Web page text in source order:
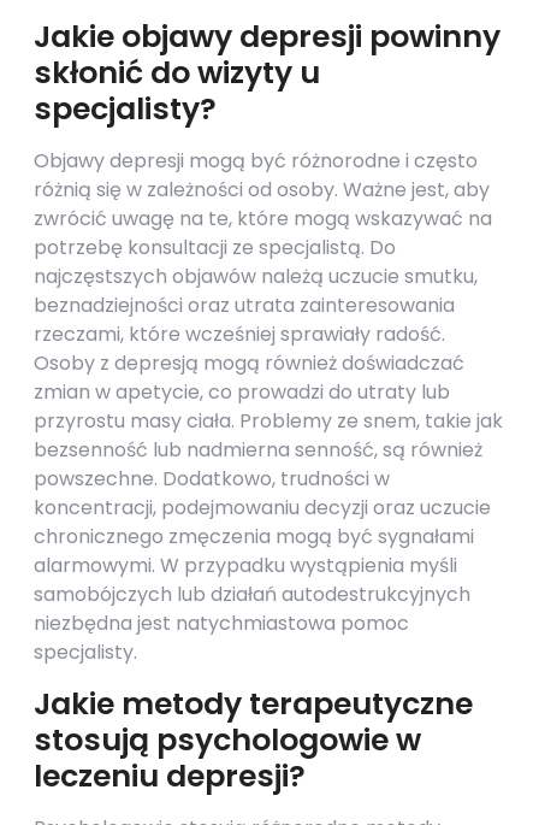
Jakie objawy depresji powinny
skłonić do wizyty u
specjalisty?
Objawy depresji mogą być różnorodne i często
różnią się w zależności od osoby. Ważne jest, aby
zwrócić uwagę na te, które mogą wskazywać na
potrzebę konsultacji ze specjalistą. Do
najczęstszych objawów należą uczucie smutku,
beznadziejności oraz utrata zainteresowania
rzeczami, które wcześniej sprawiały radość.
Osoby z depresją mogą również doświadczać
zmian w apetycie, co prowadzi do utraty lub
przyrostu masy ciała. Problemy ze snem, takie jak
bezsenność lub nadmierna senność, są również
powszechne. Dodatkowo, trudności w
koncentracji, podejmowaniu decyzji oraz uczucie
chronicznego zmęczenia mogą być sygnałami
alarmowymi. W przypadku wystąpienia myśli
samobójczych lub działań autodestrukcyjnych
niezbędna jest natychmiastowa pomoc
specjalisty.
Jakie metody terapeutyczne
stosują psychologowie w
leczeniu depresji?